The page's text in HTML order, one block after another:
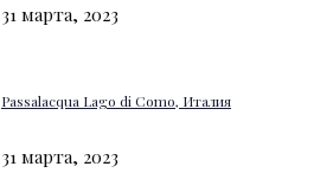
31 марта, 2023
Passalacqua Lago di Como, Италия
31 марта, 2023